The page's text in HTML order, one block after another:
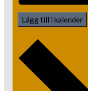
Lägg till i kalender